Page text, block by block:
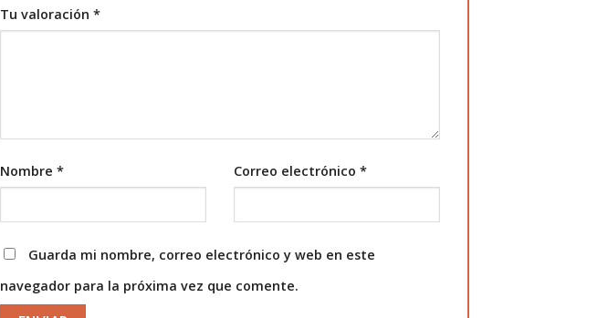
Tu valoración*
Nombre* Correo electrónico*
Guarda mi nombre, correo electrónico y web en este
navegador para la próxima vez que comente.